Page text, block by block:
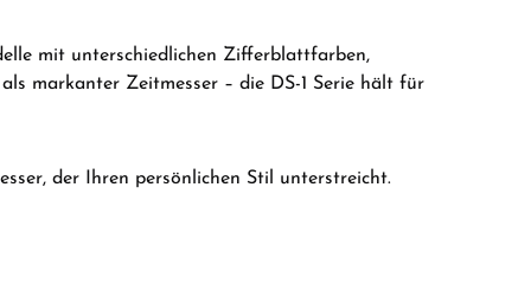
mit unterschiedlichen Zifferblattfarben,
markanter Zeitmesser – die DS-1 Serie hält für
der Ihren persönlichen Stil unterstreicht.